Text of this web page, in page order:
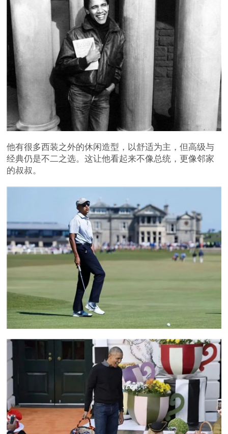
他有很多西装之外的休闲造型，以舒适为主，但高级与
经典仍是不二之选。这让他看起来不像总统，更像邻家
的叔叔。